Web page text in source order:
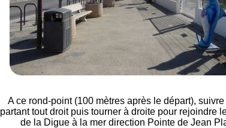
A ce rond-point (100 mètres après le départ),
partant tout droit puis tourner à droite pour rejoindre
de la Digue à la mer direction Pointe de Jean